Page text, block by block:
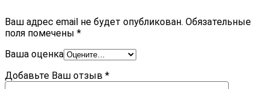
Ваш адрес email не будет опубликован. Обязательные
поля помечены *
Ваша оценка
Добавьте Ваш отзыв *